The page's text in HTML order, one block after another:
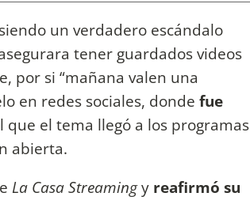
un verdadero escándalo
tener guardados videos
por si “mañana valen una
en redes sociales, donde fue
que el tema llegó a los programas
abierta.
La Casa Streamingy reafirmó su